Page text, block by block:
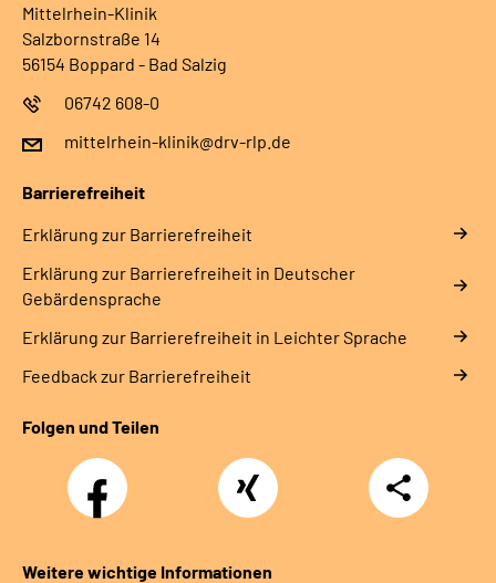
Mittelrhein-Klinik
Salzbornstraße 14
56154 Boppard - Bad Salzig
06742 608-0
mittelrhein-klinik@drv-rlp.de
Barrierefreiheit
Erklärung zur Barrierefreiheit
Erklärung zur Barrierefreiheit in Deutscher
Gebärdensprache
Erklärung zur Barrierefreiheit in Leichter Sprache
Feedback zur Barrierefreiheit
Folgen und Teilen
Facebook Xing
Teilen
Weitere wichtige Informationen